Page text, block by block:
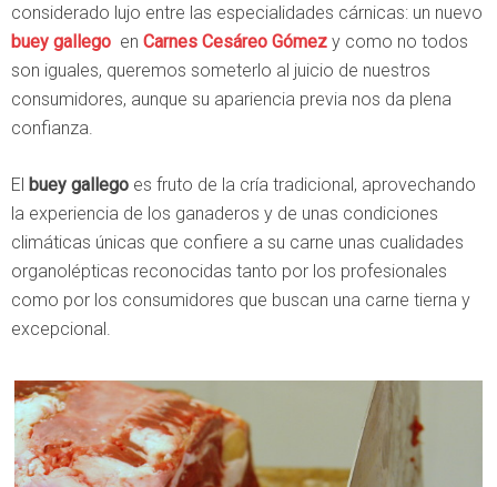
considerado lujo entre las especialidades cárnicas: un nuevo
buey gallego en Carnes Cesáreo Gómez y como no todos
son iguales, queremos someterlo al juicio de nuestros
consumidores, aunque su apariencia previa nos da plena
confianza.
El buey gallego es fruto de la cría tradicional, aprovechando
la experiencia de los ganaderos y de unas condiciones
climáticas únicas que confiere a su carne unas cualidades
organolépticas reconocidas tanto por los profesionales
como por los consumidores que buscan una carne tierna y
excepcional.